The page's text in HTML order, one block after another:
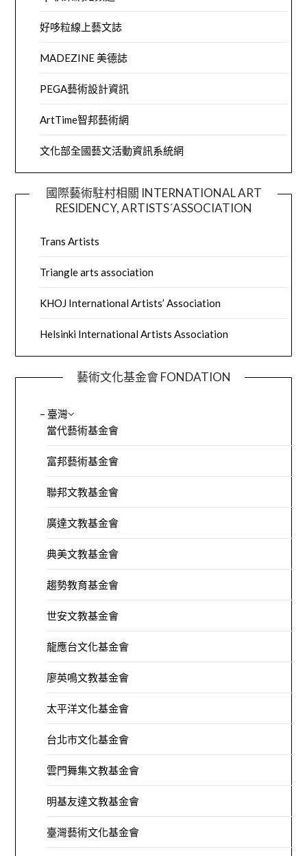
好哆粒線上藝文誌
MADEZINE 美德誌
PEGA藝術設計資訊
ArtTime智邦藝術網
文化部全國藝文活動資訊系統網
國際藝術駐村相關 INTERNATIONAL ART
RESIDENCY, ARTISTS´ASSOCIATION
Trans Artists
Triangle arts association
KHOJ International Artists’ Association
Helsinki International Artists Association
藝術文化基金會 FONDATION
– 臺灣
當代藝術基金會
富邦藝術基金會
聯邦文教基金會
廣達文教基金會
典美文教基金會
趨勢教育基金會
世安文教基金會
龍應台文化基金會
廖英鳴文教基金會
太平洋文化基金會
台北市文化基金會
雲門舞集文教基金會
明基友達文教基金會
臺灣藝術文化基金會